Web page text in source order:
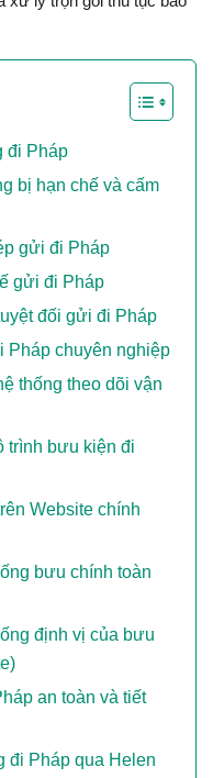
đi Pháp
bị hạn chế và cấm
gửi đi Pháp
gửi đi Pháp
đối gửi đi Pháp
Pháp chuyên nghiệp
thống theo dõi vận
trình bưu kiện đi
Website chính
bưu chính toàn
định vị của bưu
an toàn và tiết
đi Pháp qua Helen